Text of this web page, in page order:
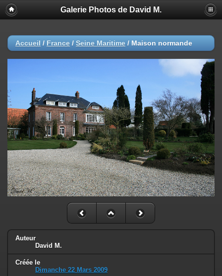
Galerie Photos de David M.
Accueil / France / Seine Maritime / Maison normande
Auteur
David M.
Créée le
Dimanche 22 Mars 2009